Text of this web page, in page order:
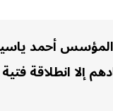
المؤسس أحمد
إلا انطلاقة